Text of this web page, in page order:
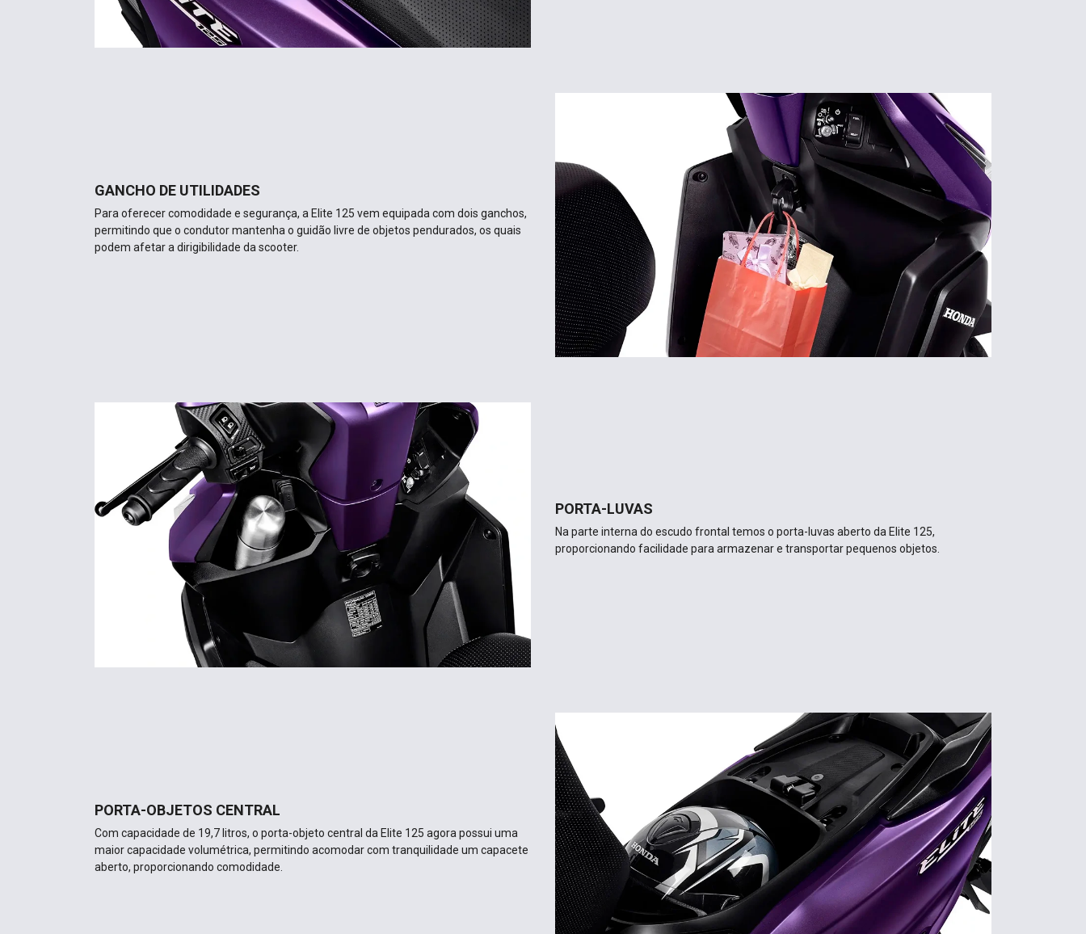
GANCHO DE UTILIDADES
Para oferecer comodidade e segurança, a Elite 125 vem equipada com dois ganchos,
permitindo que o condutor mantenha o guidão livre de objetos pendurados, os quais
podem afetar a dirigibilidade da scooter.
PORTA-LUVAS
Na parte interna do escudo frontal temos o porta-luvas aberto da Elite 125,
proporcionando facilidade para armazenar e transportar pequenos objetos.
PORTA-OBJETOS CENTRAL
Com capacidade de 19,7 litros, o porta-objeto central da Elite 125 agora possui uma
maior capacidade volumétrica, permitindo acomodar com tranquilidade um capacete
aberto, proporcionando comodidade.